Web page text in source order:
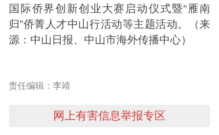
国际侨界创新创业大赛启动仪式暨“雁南
归”侨菁人才中山行活动等主题活动。（来
源：中山日报、中山市海外传播中心）
责任编辑：李靖
网上有害信息举报专区